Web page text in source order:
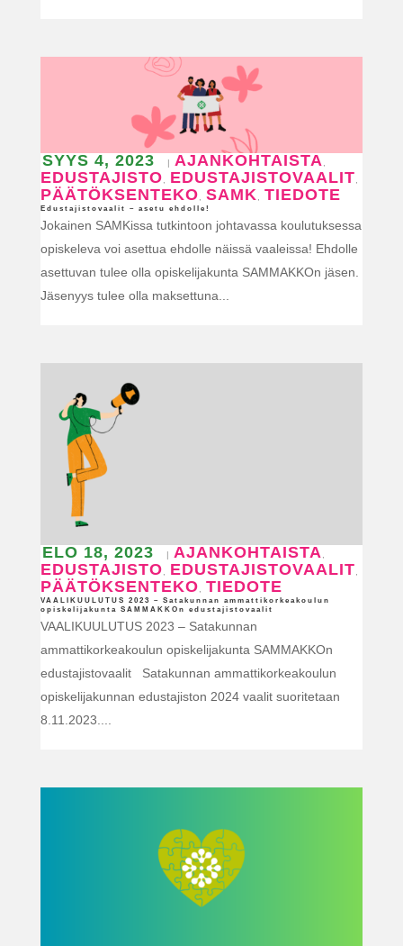
Edustajistovaalit – asetu ehdolle!
SYYS 4, 2023 AJANKOHTAISTA,
EDUSTAJISTO, EDUSTAJISTOVAALIT,
PÄÄTÖKSENTEKO, SAMK, TIEDOTE
Jokainen SAMKissa tutkintoon johtavassa koulutuksessa
opiskeleva voi asettua ehdolle näissä vaaleissa! Ehdolle
asettuvan tulee olla opiskelijakunta SAMMAKKOn jäsen.
Jäsenyys tulee olla maksettuna...
VAALIKUULUTUS 2023 – Satakunnan ammattikorkeakoulun
opiskelijakunta SAMMAKKOn edustajistovaalit
ELO 18, 2023 | AJANKOHTAISTA
EDUSTAJISTO EDUSTAJISTOVAALIT
PÄÄTÖKSENTEKO TIEDOTE
VAALIKUULUTUS 2023 – Satakunnan
ammattikorkeakoulun opiskelijakunta SAMMAKKOn
edustajistovaalit Satakunnan ammattikorkeakoulun
opiskelijakunnan edustajiston 2024 vaalit suoritetaan
8.11.2023....